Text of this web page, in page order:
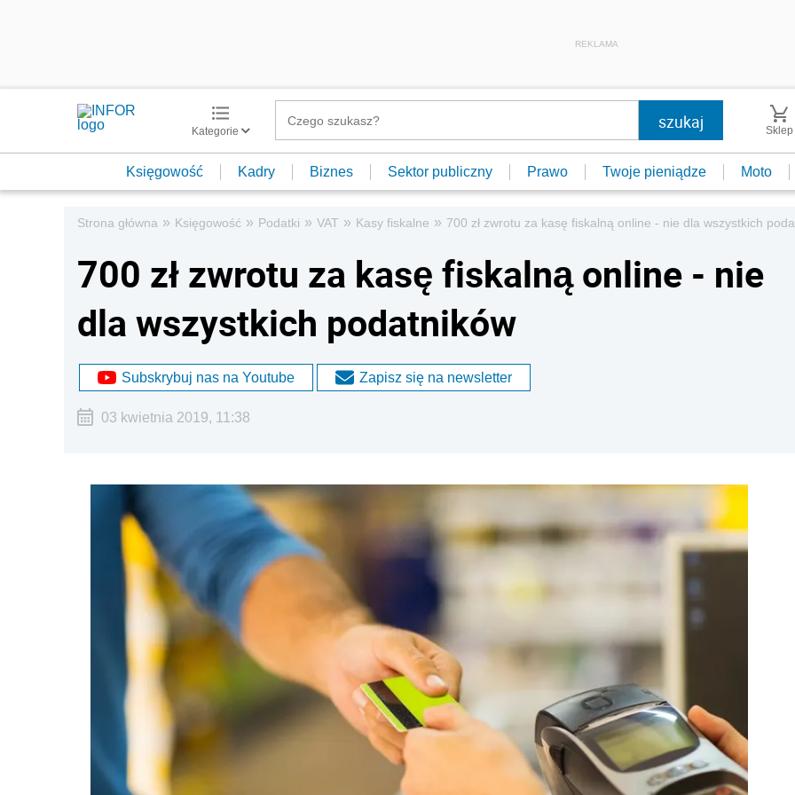
REKLAMA
Kategorie Sklep
Księgowość Kadry Biznes Sektor publiczny Prawo Twoje pieniądze Moto
Strona główna » Księgowość » Podatki » VAT » Kasy fiskalne » 700 zł zwrotu za kasę fiskalną online - nie dla wszystkich
700 zł zwrotu za kasę fiskalną online - nie
dla wszystkich podatników
Subskrybuj nas na Youtube Zapisz się na newsletter
03 kwietnia 2019, 11:38